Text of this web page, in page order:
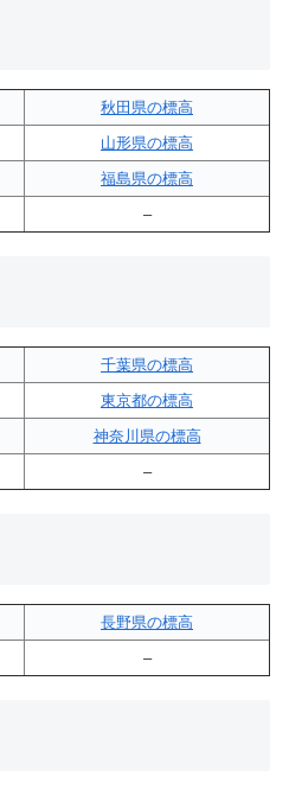
秋田県の標高
山形県の標高
福島県の標高
–
千葉県の標高
東京都の標高
神奈川県の標高
–
長野県の標高
–